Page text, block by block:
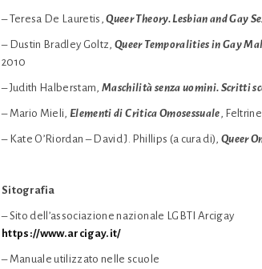
– Teresa De Lauretis,Queer Theory. Lesbian and Gay
– Dustin Bradley Goltz,Queer Temporalities in Gay
2010
– Judith Halberstam,Maschilità senza uomini. Scritti
– Mario Mieli, Elementi di Critica Omosessuale ,
– Kate O’Riordan – David J. Phillips (a cura di),Queer
Sitografia
– Sito dell’associazione nazionale LGBTI Arcigay
https://www.arcigay.it/
– Manuale utilizzato nelle scuole